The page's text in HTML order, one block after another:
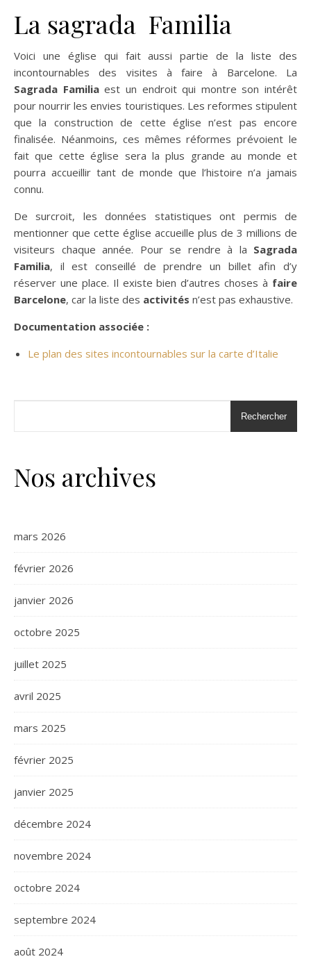
La sagrada Familia
Voici une église qui fait aussi partie de la liste des
incontournables des visites à faire à Barcelone. La
Sagrada Familiaest un endroit qui montre son intérêt
pour nourrir les envies touristiques. Les reformes stipulent
que la construction de cette église n’est pas encore
finalisée. Néanmoins, ces mêmes réformes prévoient le
fait que cette église sera la plus grande au monde et
pourra accueillir tant de monde que l’histoire n’a jamais
connu.
De surcroit, les données statistiques ont permis de
mentionner que cette église accueille plus de 3 millions de
visiteurs chaque année. Pour se rendre à la Sagrada
Familia, il est conseillé de prendre un billet afin d’y
réserver une place. Il existe bien d’autres choses à faire
Barcelone, car la liste des activités n’est pas exhaustive.
Documentation associée :
Le plan des sites incontournables sur la carte d’Italie
Rechercher
Nos archives
mars 2026
février 2026
janvier 2026
octobre 2025
juillet 2025
avril 2025
mars 2025
février 2025
janvier 2025
décembre 2024
novembre 2024
octobre 2024
septembre 2024
août 2024